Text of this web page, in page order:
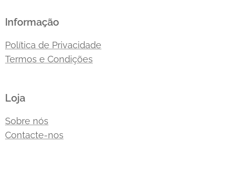
Informação
Política de Privacidade
Termos e Condições
Loja
Sobre nós
Contacte-nos